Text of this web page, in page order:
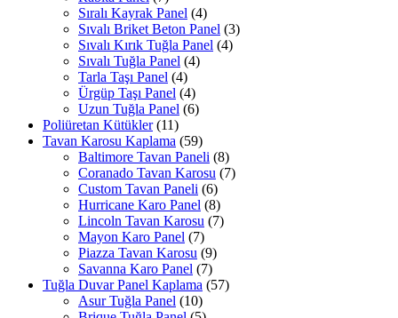
Sıralı Kayrak Panel (4)
Sıvalı Briket Beton Panel (3)
Sıvalı Kırık Tuğla Panel (4)
Sıvalı Tuğla Panel (4)
Tarla Taşı Panel (4)
Ürgüp Taşı Panel (4)
Uzun Tuğla Panel (6)
Poliüretan Kütükler (11)
Tavan Karosu Kaplama (59)
Baltimore Tavan Paneli (8)
Coranado Tavan Karosu (7)
Custom Tavan Paneli (6)
Hurricane Karo Panel (8)
Lincoln Tavan Karosu (7)
Mayon Karo Panel (7)
Piazza Tavan Karosu (9)
Savanna Karo Panel (7)
Tuğla Duvar Panel Kaplama (57)
Asur Tuğla Panel (10)